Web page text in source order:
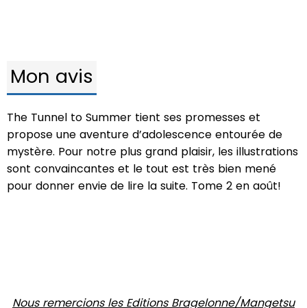
Mon avis
The Tunnel to Summer tient ses promesses et
propose une aventure d’adolescence entourée de
mystère. Pour notre plus grand plaisir, les illustrations
sont convaincantes et le tout est très bien mené
pour donner envie de lire la suite. Tome 2 en août!
Nous remercions les Editions Bragelonne/Mangetsu